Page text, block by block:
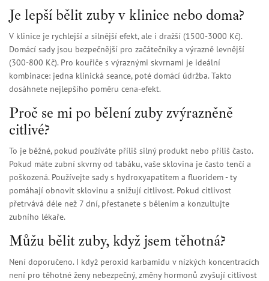
Je lepší bělit zuby v klinice nebo doma?
V klinice je rychlejší a silnější efekt, ale i dražší (1500-3000 Kč).
Domácí sady jsou bezpečnější pro začátečníky a výrazně levnější
(300-800 Kč). Pro kouřiče s výraznými skvrnami je ideální
kombinace: jedna klinická seance, poté domácí údržba. Takto
dosáhnete nejlepšího poměru cena-efekt.
Proč se mi po bělení zuby zvýrazněně
citlivé?
To je běžné, pokud používáte příliš silný produkt nebo příliš často.
Pokud máte zubní skvrny od tabáku, vaše sklovina je často tenčí a
poškozená. Používejte sady s hydroxyapatitem a fluoridem - ty
pomáhají obnovit sklovinu a snižují citlivost. Pokud citlivost
přetrvává déle než 7 dní, přestanete s bělením a konzultujte
zubního lékaře.
Můžu bělit zuby, když jsem těhotná?
Není doporučeno. I když peroxid karbamidu v nízkých koncentracích
není pro těhotné ženy nebezpečný, změny hormonů zvyšují citlivost